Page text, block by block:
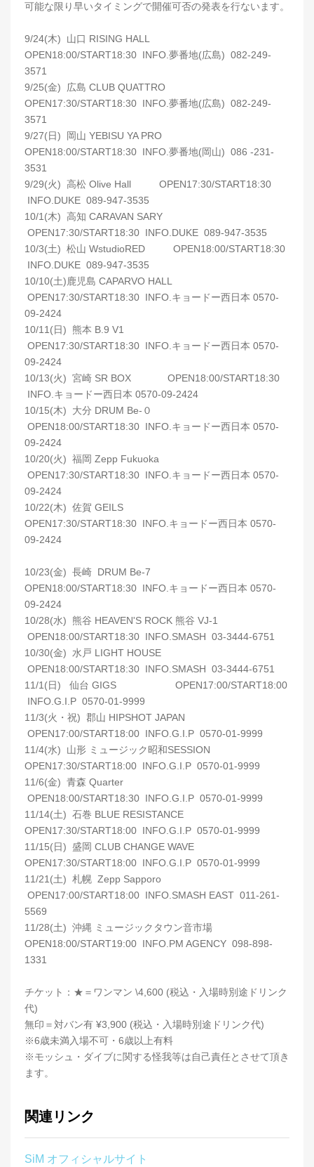
可能な限り早いタイミングで開催可否の発表を行ないます。
9/24(木) 山口 RISING HALL
OPEN18:00/START18:30 INFO.夢番地(広島) 082-249-
3571
9/25(金) 広島 CLUB QUATTRO
OPEN17:30/START18:30 INFO.夢番地(広島) 082-249-
3571
9/27(日) 岡山 YEBISU YA PRO
OPEN18:00/START18:30 INFO.夢番地(岡山) 086 -231-
3531
9/29(火) 高松 Olive Hall OPEN17:30/START18:30
INFO.DUKE 089-947-3535
10/1(木) 高知 CARAVAN SARY
OPEN17:30/START18:30 INFO.DUKE 089-947-3535
10/3(土) 松山 WstudioRED OPEN18:00/START18:30
INFO.DUKE 089-947-3535
10/10(土)鹿児島 CAPARVO HALL
OPEN17:30/START18:30 INFO.キョードー西日本 0570-
09-2424
10/11(日) 熊本 B.9 V1
OPEN17:30/START18:30 INFO.キョードー西日本 0570-
09-2424
10/13(火) 宮崎 SR BOX OPEN18:00/START18:30
INFO.キョードー西日本 0570-09-2424
10/15(木) 大分 DRUM Be-０
OPEN18:00/START18:30 INFO.キョードー西日本 0570-
09-2424
10/20(火) 福岡 Zepp Fukuoka
OPEN17:30/START18:30 INFO.キョードー西日本 0570-
09-2424
10/22(木) 佐賀 GEILS
OPEN17:30/START18:30 INFO.キョードー西日本 0570-
09-2424
10/23(金) 長崎 DRUM Be-7
OPEN18:00/START18:30 INFO.キョードー西日本 0570-
09-2424
10/28(水) 熊谷 HEAVEN'S ROCK 熊谷 VJ-1
OPEN18:00/START18:30 INFO.SMASH 03-3444-6751
10/30(金) 水戸 LIGHT HOUSE
OPEN18:00/START18:30 INFO.SMASH 03-3444-6751
11/1(日) 仙台 GIGS OPEN17:00/START18:00
INFO.G.I.P 0570-01-9999
11/3(火・祝) 郡山 HIPSHOT JAPAN
OPEN17:00/START18:00 INFO.G.I.P 0570-01-9999
11/4(水) 山形 ミュージック昭和SESSION
OPEN17:30/START18:00 INFO.G.I.P 0570-01-9999
11/6(金) 青森 Quarter
OPEN18:00/START18:30 INFO.G.I.P 0570-01-9999
11/14(土) 石巻 BLUE RESISTANCE
OPEN17:30/START18:00 INFO.G.I.P 0570-01-9999
11/15(日) 盛岡 CLUB CHANGE WAVE
OPEN17:30/START18:00 INFO.G.I.P 0570-01-9999
11/21(土) 札幌 Zepp Sapporo
OPEN17:00/START18:00 INFO.SMASH EAST 011-261-
5569
11/28(土) 沖縄 ミュージックタウン音市場
OPEN18:00/START19:00 INFO.PM AGENCY 098-898-
1331
チケット：★＝ワンマン \4,600 (税込・入場時別途ドリンク
代)
無印＝対バン有 ¥3,900 (税込・入場時別途ドリンク代)
※6歳未満入場不可・6歳以上有料
※モッシュ・ダイブに関する怪我等は自己責任とさせて頂き
ます。
関連リンク
SiM オフィシャルサイト